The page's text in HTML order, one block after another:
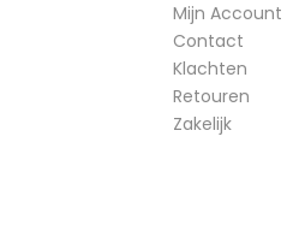
Mijn Account
Contact
Klachten
Retouren
Zakelijk